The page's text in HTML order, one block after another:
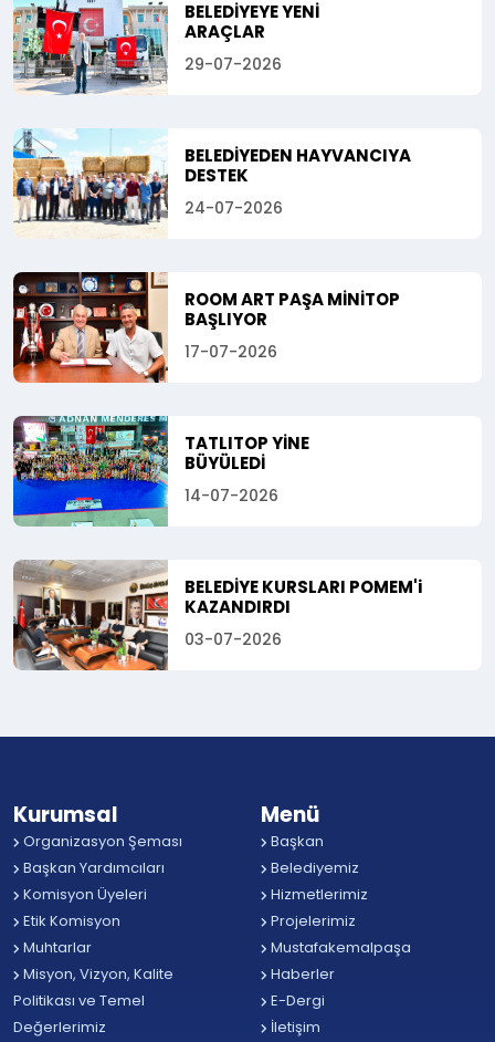
BELEDİYEYE YENİ
ARAÇLAR
29-07-2026
BELEDİYEDEN HAYVANCIYA
DESTEK
24-07-2026
ROOM ART PAŞA MİNİTOP
BAŞLIYOR
17-07-2026
TATLITOP YİNE
BÜYÜLEDİ
14-07-2026
BELEDİYE KURSLARI POMEM'i
KAZANDIRDI
03-07-2026
Kurumsal
Organizasyon Şeması
Başkan Yardımcıları
Komisyon Üyeleri
Etik Komisyon
Muhtarlar
Misyon, Vizyon, Kalite
Politikası ve Temel
Değerlerimiz
Menü
Başkan
Belediyemiz
Hizmetlerimiz
Projelerimiz
Mustafakemalpaşa
Haberler
E-Dergi
İletişim